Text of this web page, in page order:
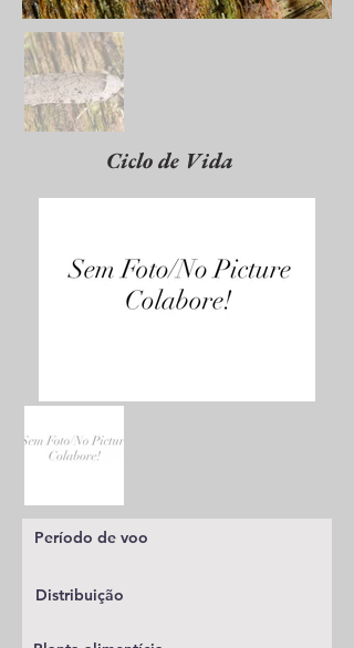
Ciclo de Vida
Período de voo
Distribuição